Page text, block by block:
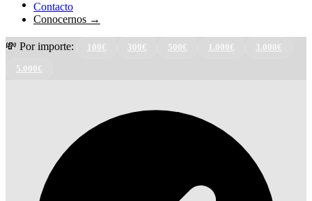
Contacto
Conocernos →
💸 Por importe: 100€ 300€ 500€ 1.000€ 3.000€
5.000€